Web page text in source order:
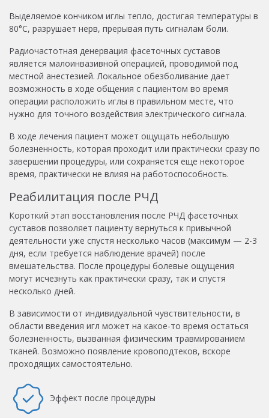
Выделяемое кончиком иглы тепло, достигая температуры в
80°С, разрушает нерв, прерывая путь сигналам боли.
Радиочастотная денервация фасеточных суставов
является малоинвазивной операцией, проводимой под
местной анестезией. Локальное обезболивание дает
возможность в ходе общения с пациентом во время
операции расположить иглы в правильном месте, что
нужно для точного воздействия электрического сигнала.
В ходе лечения пациент может ощущать небольшую
болезненность, которая проходит или практически сразу по
завершении процедуры, или сохраняется еще некоторое
время, практически не влияя на работоспособность.
Реабилитация после РЧД
Короткий этап восстановления после РЧД фасеточных
суставов позволяет пациенту вернуться к привычной
деятельности уже спустя несколько часов (максимум — 2-3
дня, если требуется наблюдение врачей) после
вмешательства. После процедуры болевые ощущения
могут исчезнуть как практически сразу, так и спустя
несколько дней.
В зависимости от индивидуальной чувствительности, в
области введения игл может на какое-то время остаться
болезненность, вызванная физическим травмированием
тканей. Возможно появление кровоподтеков, вскоре
проходящих самостоятельно.
Эффект после процедуры